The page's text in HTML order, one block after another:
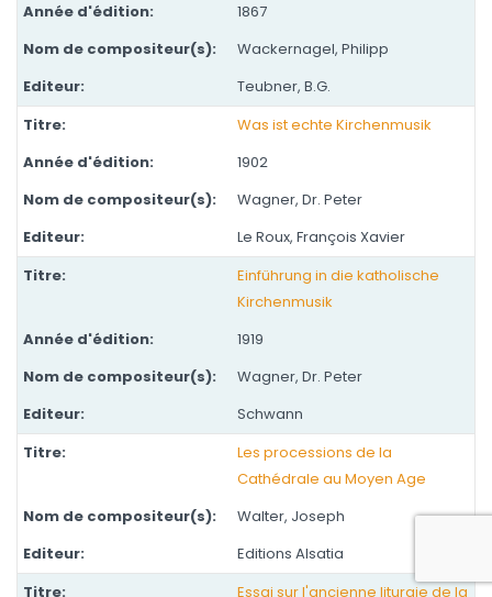
1867
Wackernagel, Philipp
Teubner, B.G.
Was ist echte Kirchenmusik
1902
Wagner, Dr. Peter
Le Roux, François Xavier
Einführung in die katholische
Kirchenmusik
1919
Wagner, Dr. Peter
Schwann
Les processions de la
Cathédrale au Moyen Age
Walter, Joseph
Editions Alsatia
Essai sur l'ancienne liturgie de la